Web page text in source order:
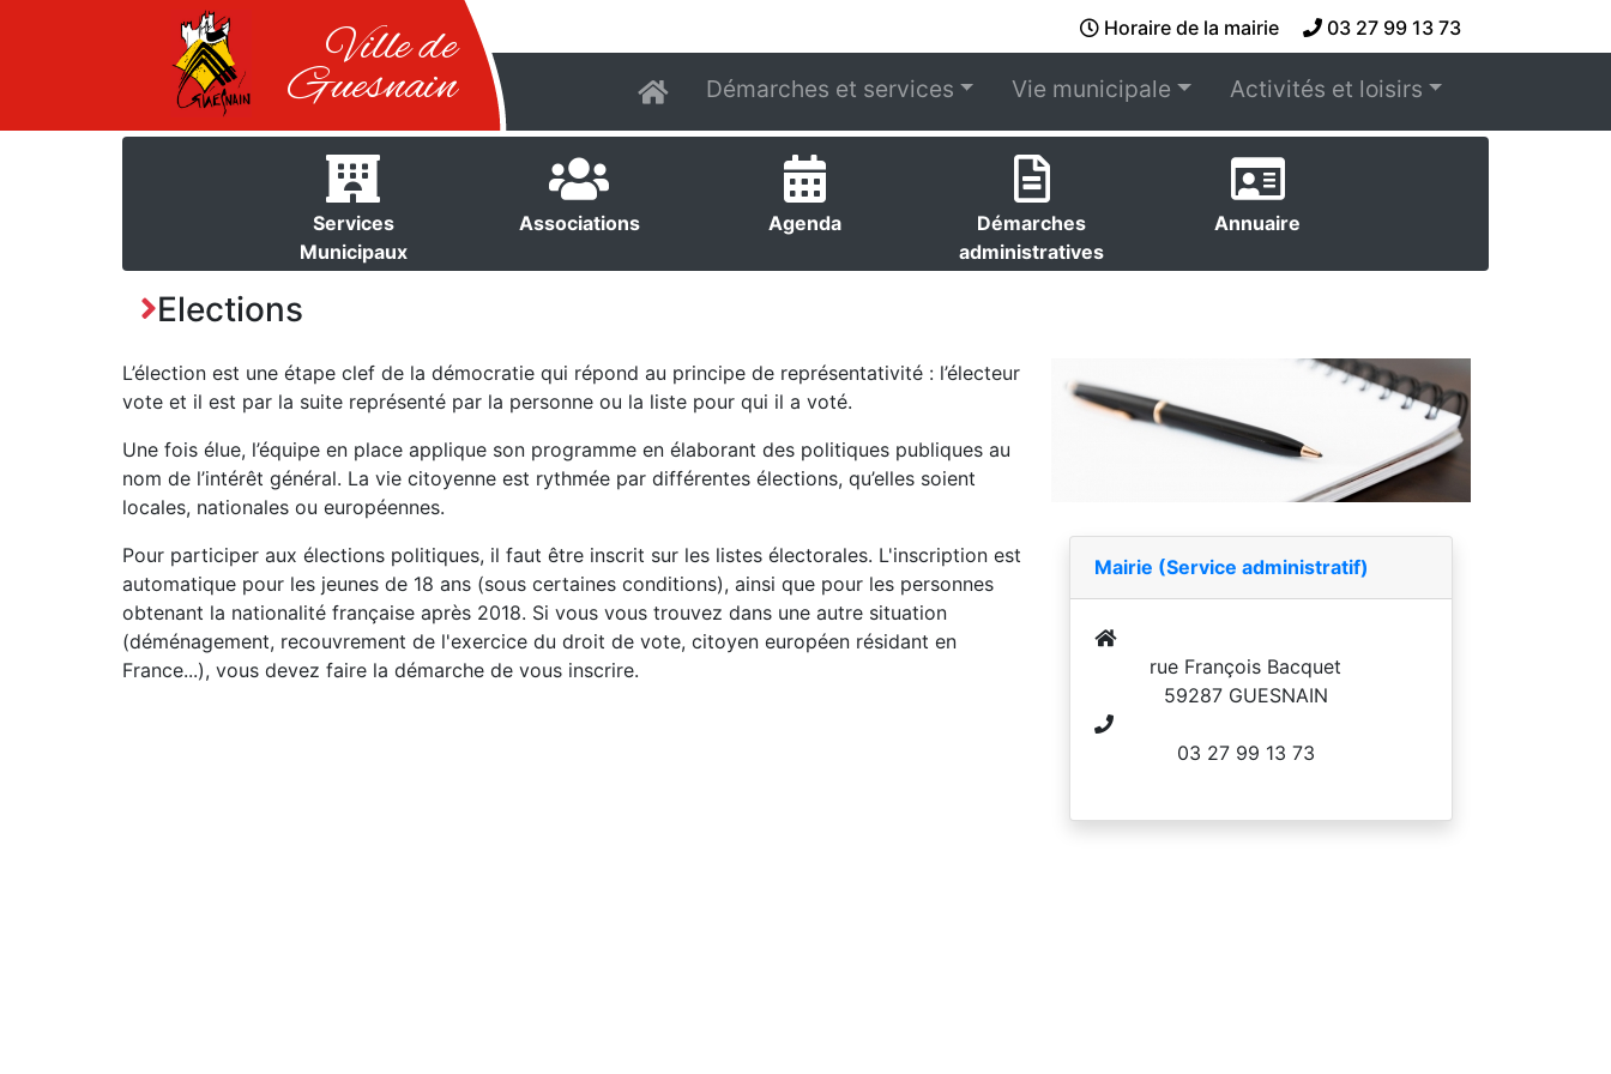
Ville de
Guesnain
Horaire de la mairie 03 27 99 13 73
Démarches et services Vie municipale Activités et loisirs
Services
Municipaux
Associations Agenda
Démarches
administratives
Annuaire
Elections
L’élection est une étape clef de la démocratie qui répond au principe de représentativité : l’électeur
vote et il est par la suite représenté par la personne ou la liste pour qui il a voté.
Une fois élue, l’équipe en place applique son programme en élaborant des politiques publiques au
nom de l’intérêt général. La vie citoyenne est rythmée par différentes élections, qu’elles soient
locales, nationales ou européennes.
Pour participer aux élections politiques, il faut être inscrit sur les listes électorales. L'inscription est
automatique pour les jeunes de 18 ans (sous certaines conditions), ainsi que pour les personnes
obtenant la nationalité française après 2018. Si vous vous trouvez dans une autre situation
(déménagement, recouvrement de l'exercice du droit de vote, citoyen européen résidant en
France...), vous devez faire la démarche de vous inscrire.
Mairie (Service administratif)
rue François Bacquet
59287 GUESNAIN
03 27 99 13 73